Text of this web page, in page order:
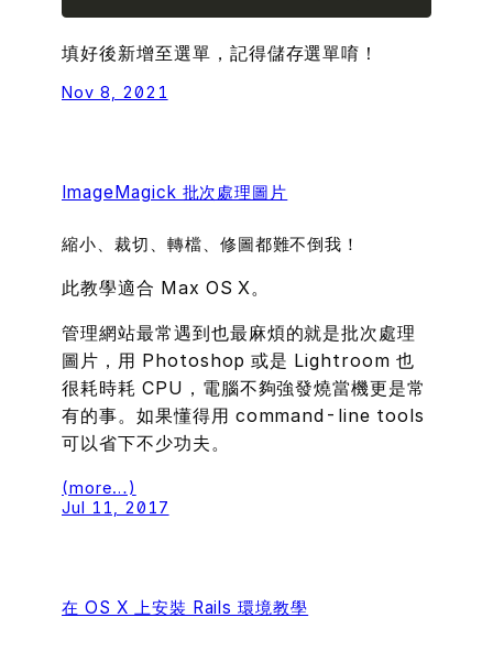
填好後新增至選單，記得儲存選單唷！
Nov 8, 2021
ImageMagick 批次處理圖片
縮小、裁切、轉檔、修圖都難不倒我！
此教學適合 Max OS X。
管理網站最常遇到也最麻煩的就是批次處理
圖片，用 Photoshop 或是 Lightroom 也
很耗時耗 CPU，電腦不夠強發燒當機更是常
有的事。如果懂得用 command-line tools
可以省下不少功夫。
(more…)
Jul 11, 2017
在 OS X 上安裝 Rails 環境教學